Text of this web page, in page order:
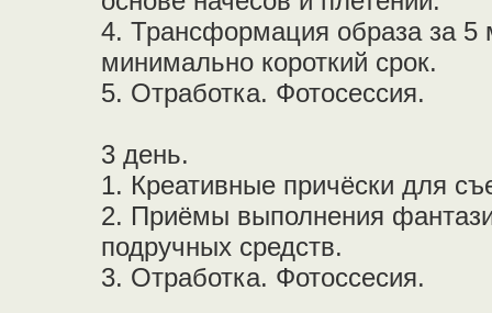
4. Трансформация образа за
минимально короткий срок.
5. Отработка. Фотосессия.
3 день.
1. Креативные причёски для
2. Приёмы выполнения
подручных средств.
3. Отработка. Фотоссесия.